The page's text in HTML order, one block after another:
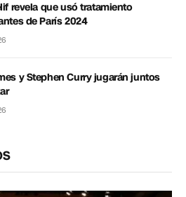
revela que usó tratamiento
de París 2024
y Stephen Curry jugarán juntos